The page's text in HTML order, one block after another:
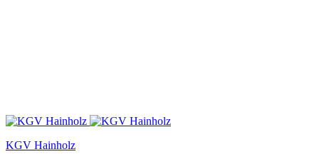
KGV Hainholz